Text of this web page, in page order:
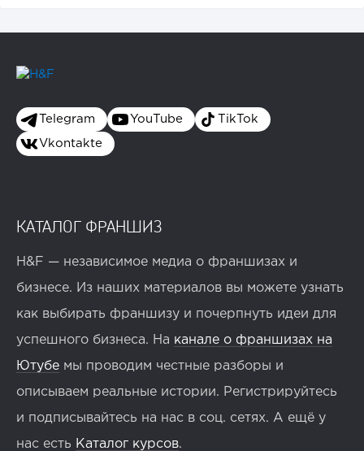
Telegram YouTube TikTok
Vkontakte
КАТАЛОГ ФРАНШИЗ
H&F — независимое медиа о франшизах и
бизнесе. Из наших материалов вы можете узнать
как выбирать франшизу и почерпнуть идеи для
успешного бизнеса. На канале о франшизах на
Ютубе мы проводим честные разборы и
описываем реальные истории. Регистрируйтесь
и подписывайтесь на нас в соц. сетях. А ещё у
нас есть Каталог курсов.